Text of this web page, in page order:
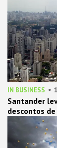
IN BUSINESS
Santander
descontos